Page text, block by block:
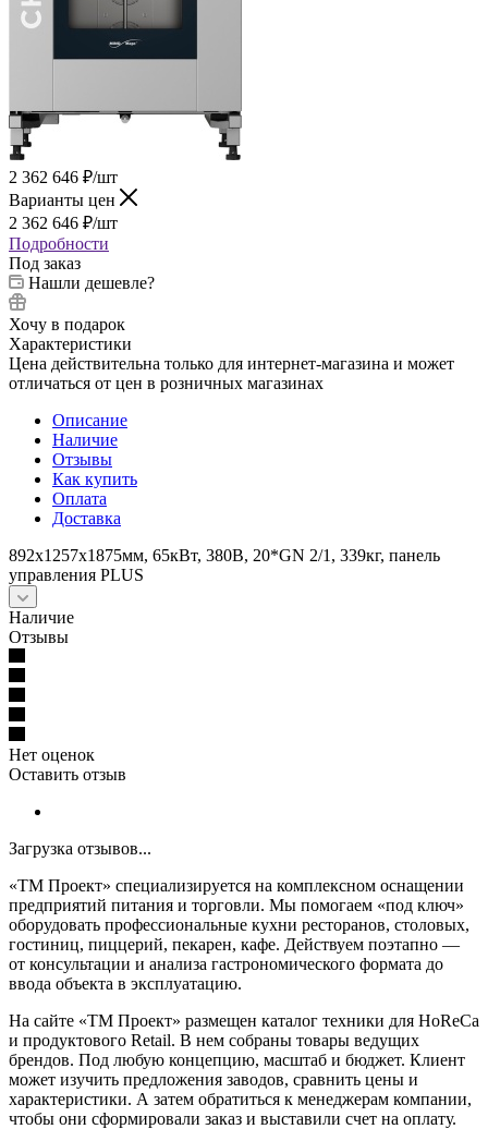
2 362 646 ₽/шт
Варианты цен
2 362 646 ₽/шт
Подробности
Под заказ
Нашли дешевле?
Хочу в подарок
Характеристики
Цена действительна только для интернет-магазина и может
отличаться от цен в розничных магазинах
Описание
Наличие
Отзывы
Как купить
Оплата
Доставка
892x1257x1875мм, 65кВт, 380В, 20*GN 2/1, 339кг, панель
управления PLUS
Наличие
Отзывы
Нет оценок
Оставить отзыв
Загрузка отзывов...
«ТМ Проект» специализируется на комплексном оснащении
предприятий питания и торговли. Мы помогаем «под ключ»
оборудовать профессиональные кухни ресторанов, столовых,
гостиниц, пиццерий, пекарен, кафе. Действуем поэтапно —
от консультации и анализа гастрономического формата до
ввода объекта в эксплуатацию.
На сайте «ТМ Проект» размещен каталог техники для HoReCa
и продуктового Retail. В нем собраны товары ведущих
брендов. Под любую концепцию, масштаб и бюджет. Клиент
может изучить предложения заводов, сравнить цены и
характеристики. А затем обратиться к менеджерам компании,
чтобы они сформировали заказ и выставили счет на оплату.